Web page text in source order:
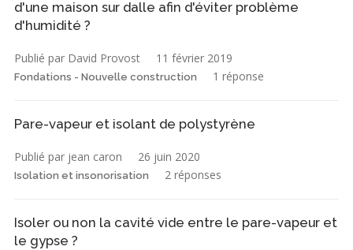
d'une maison sur dalle afin d'éviter problème
d'humidité ?
Publié par David Provost 11 février 2019
Fondations - Nouvelle construction 1 réponse
Pare-vapeur et isolant de polystyrène
Publié par jean caron 26 juin 2020
Isolation et insonorisation 2 réponses
Isoler ou non la cavité vide entre le pare-vapeur et
le gypse ?